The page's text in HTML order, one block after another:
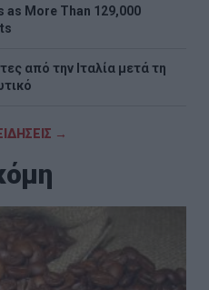
as More Than 129,000
από την Ιταλία μετά τη
→